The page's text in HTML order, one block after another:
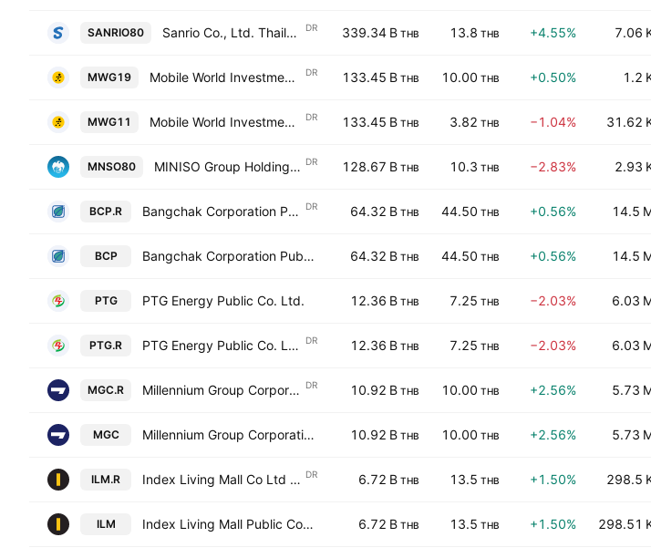
SANRIO80 Sanrio Co., Ltd. Thailand Depositary Receipts Repr 1 Sh DR 339.34 B THB 13.8 THB +4.55% 7.06
MWG19 Mobile World Investment Corp Units Thailand Depositery Receipts Repr 0.01 Sh DR 133.45 B THB 10.00 THB +0.50% 1.2
MWG11 Mobile World Investment Corp Units Thailand Depositery Receipts Repr 0.01 Sh DR 133.45 B THB 3.82 THB −1.04% 31.62
MNSO80 MINISO Group Holding Ltd. Thailand Depositery Receipts Repr 0.01 Sh DR 128.67 B THB 10.3 THB −2.83% 2.93
BCP.R Bangchak Corporation Public Company Ltd NVDR DR 64.32 B THB 44.50 THB +0.56% 14.5
BCP Bangchak Corporation Public Company Ltd 64.32 B THB 44.50 THB +0.56% 14.5
PTG PTG Energy Public Co. Ltd. 12.36 B THB 7.25 THB −2.03% 6.03
PTG.R PTG Energy Public Co. Ltd. NVDR DR 12.36 B THB 7.25 THB −2.03% 6.03
MGC.R Millennium Group Corporation (Asia) Public Company Limited NVDR DR 10.92 B THB 10.00 THB +2.56% 5.73
MGC Millennium Group Corporation (Asia) Public Company Limited 10.92 B THB 10.00 THB +2.56% 5.73
ILM.R Index Living Mall Co Ltd NVDR DR 6.72 B THB 13.5 THB +1.50% 298.5
ILM Index Living Mall Public Co., Ltd. 6.72 B THB 13.5 THB +1.50% 298.51